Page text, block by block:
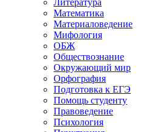
Литература
Математика
Материаловедение
Мифология
ОБЖ
Обществознание
Окружающий мир
Орфография
Подготовка к ЕГЭ
Помощь студенту
Правоведение
Психология